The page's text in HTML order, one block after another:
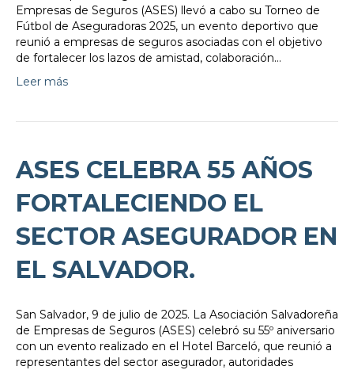
Empresas de Seguros (ASES) llevó a cabo su Torneo de
Fútbol de Aseguradoras 2025, un evento deportivo que
reunió a empresas de seguros asociadas con el objetivo
de fortalecer los lazos de amistad, colaboración…
Leer más
ASES CELEBRA 55 AÑOS
FORTALECIENDO EL
SECTOR ASEGURADOR EN
EL SALVADOR.
San Salvador, 9 de julio de 2025. La Asociación Salvadoreña
de Empresas de Seguros (ASES) celebró su 55º aniversario
con un evento realizado en el Hotel Barceló, que reunió a
representantes del sector asegurador, autoridades